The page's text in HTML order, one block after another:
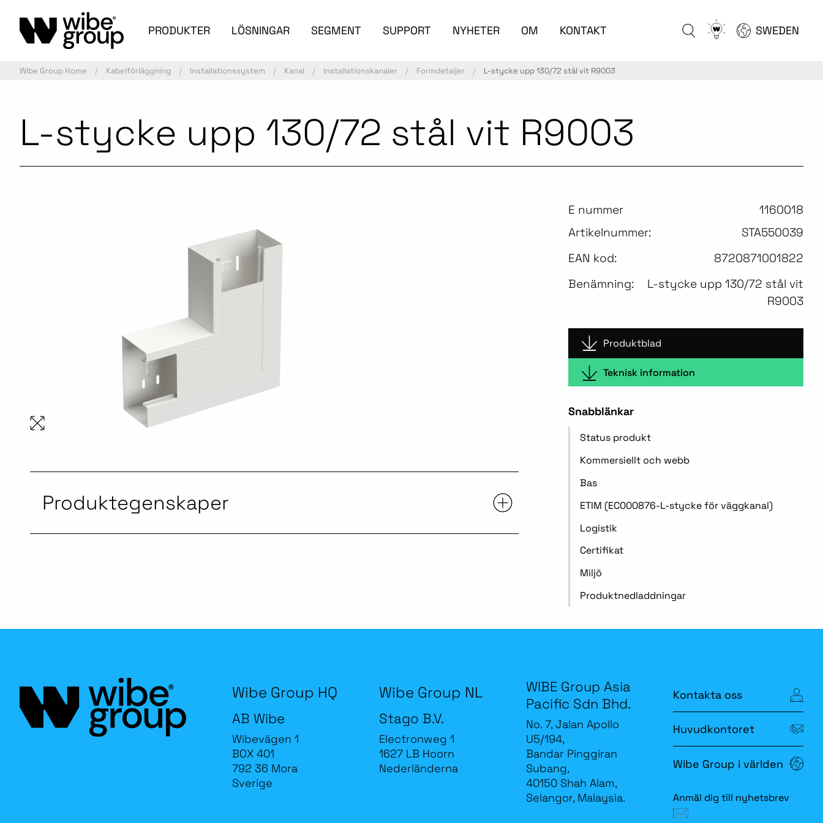
PRODUKTER LÖSNINGAR SEGMENT SUPPORT NYHETER OM KONTAKT
Go
to
SWEDEN
Wibe Group Home Kabelförläggning Installationssystem Kanal Installationskanaler Formdetaljer L-stycke upp 130/72 stål vit R9003
L-stycke upp 130/72 stål vit R9003
Produktegenskaper
E nummer
1160018
Artikelnummer:
STA550039
EAN kod:
8720871001822
Benämning:
L-stycke upp 130/72 stål vit
R9003
Produktblad
Teknisk information
Snabblänkar
Status produkt
Kommersiellt och webb
Bas
ETIM (EC000876-L-stycke för väggkanal)
Logistik
Certifikat
Miljö
Produktnedladdningar
Wibe Group HQ
AB Wibe
Wibevägen 1
BOX 401
792 36 Mora
Sverige
Wibe Group NL
Stago B.V.
Electronweg 1
1627 LB Hoorn
Nederländerna
WIBE Group Asia
Pacific Sdn Bhd.
No. 7, Jalan Apollo
U5/194,
Bandar Pinggiran
Subang,
40150 Shah Alam,
Selangor, Malaysia.
Kontakta oss
Huvudkontoret
Wibe Group i världen
Anmäl dig till nyhetsbrev